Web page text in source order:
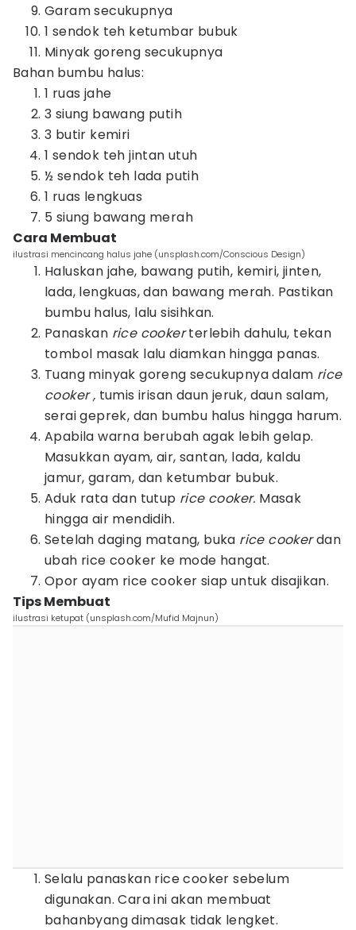
Garam secukupnya
1 sendok teh ketumbar bubuk
Minyak goreng secukupnya
Bahan bumbu halus:
1 ruas jahe
3 siung bawang putih
3 butir kemiri
1 sendok teh jintan utuh
½ sendok teh lada putih
1 ruas lengkuas
5 siung bawang merah
Cara Membuat
ilustrasi mencincang halus jahe (unsplash.com/Conscious Design)
Haluskan jahe, bawang putih, kemiri, jinten,
lada, lengkuas, dan bawang merah. Pastikan
bumbu halus, lalu sisihkan.
Panaskan rice cookerterlebih dahulu, tekan
tombol masak lalu diamkan hingga panas.
Tuang minyak goreng secukupnya dalam rice
cooker , tumis irisan daun jeruk, daun salam,
serai geprek, dan bumbu halus hingga harum.
Apabila warna berubah agak lebih gelap.
Masukkan ayam, air, santan, lada, kaldu
jamur, garam, dan ketumbar bubuk.
Aduk rata dan tutup rice cooker. Masak
hingga air mendidih.
Setelah daging matang, buka rice cookerdan
ubah rice cooker ke mode hangat.
Opor ayam rice cooker siap untuk disajikan.
Tips Membuat
ilustrasi ketupat (unsplash.com/Mufid Majnun)
Selalu panaskan rice cooker sebelum
digunakan. Cara ini akan membuat
bahanbyang dimasak tidak lengket.